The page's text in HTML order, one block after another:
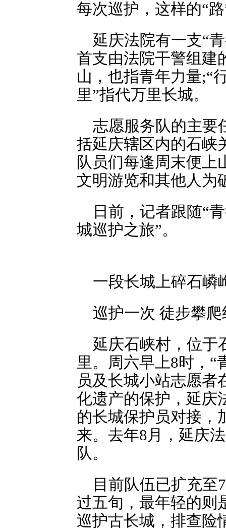
每次巡护，这样的“
延庆法院有一支“
首支由法院干警组建
山，也指青年力量;“
里”指代万里长城。
志愿服务队的主要
括延庆辖区内的石峡
队员们每逢周末便上
文明游览和其他人为
日前，记者跟随“
城巡护之旅”。
一段长城上碎石嶙
巡护一次 徒步攀爬
延庆石峡村，位于
里。周六早上8时，“
员及长城小站志愿者
化遗产的保护，延庆
的长城保护员对接，
来。去年8月，延庆
队。
目前队伍已扩充至
过五旬，最年轻的则
巡护古长城，排查险